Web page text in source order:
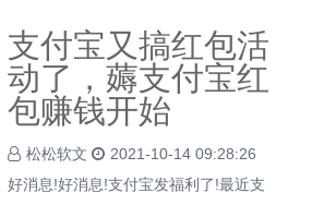
支付宝又搞红包活
动了，薅支付宝红
包赚钱开始
松松软文
2021-10-14 09:28:26
好消息!好消息!支付宝发福利了!最近支